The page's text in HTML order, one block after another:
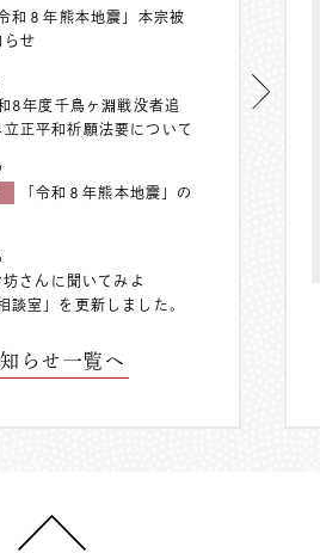
令和８年熊本地震」本宗被
らせ
8年度千鳥ヶ淵戦没者追
正平和祈願法要について
「令和８年熊本地震」の
坊さんに聞いてみよ
談室」を更新しました。
らせ一覧へ